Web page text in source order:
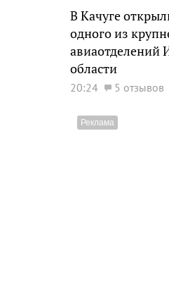
В Качуге
одного из
авиаотделений
области
20:24 5 отзывов